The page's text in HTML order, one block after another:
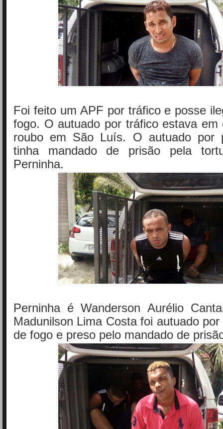
Foi feito um APF por tráfico e posse
fogo. O autuado por tráfico estava em
roubo em São Luís. O autuado por
tinha mandado de prisão pela
Perninha.
Perninha é Wanderson Aurélio
Madunilson Lima Costa foi autuado
de fogo e preso pelo mandado de